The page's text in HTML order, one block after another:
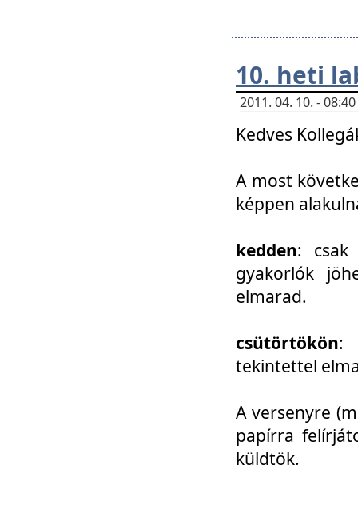
10. heti
2011. 04. 10. -
Kedves
A most
képpen
kedden: csak
gyakorlók
elmarad.
csütörtökön:
tekintettel
A versenyre
papírra
küldtök.